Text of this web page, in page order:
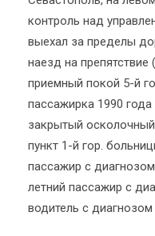
контроль над
выехал за пределы
наезд на
приемный покой 5-й
пассажирка 1990
закрытый
пункт 1-й гор.
пассажир с
летний пассажир с
водитель с